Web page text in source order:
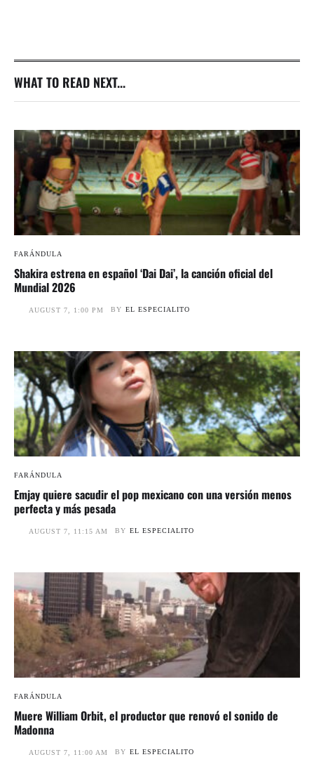
WHAT TO READ NEXT...
FARÁNDULA
Shakira estrena en español ‘Dai Dai’, la canción oficial del
Mundial 2026
AUGUST 7, 1:00 PM BY EL ESPECIALITO
FARÁNDULA
Emjay quiere sacudir el pop mexicano con una versión menos
perfecta y más pesada
AUGUST 7, 11:15 AM BY EL ESPECIALITO
FARÁNDULA
Muere William Orbit, el productor que renovó el sonido de
Madonna
AUGUST 7, 11:00 AM BY EL ESPECIALITO